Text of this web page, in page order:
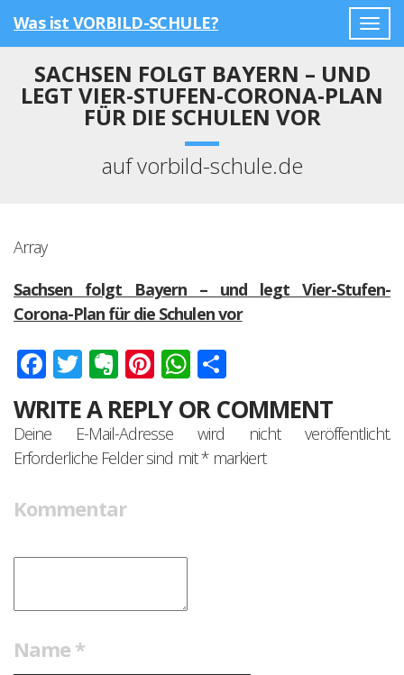
Was ist VORBILD-SCHULE?
SACHSEN FOLGT BAYERN – UND
LEGT VIER-STUFEN-CORONA-PLAN
FÜR DIE SCHULEN VOR
auf vorbild-schule.de
Array
Sachsen folgt Bayern – und legt Vier-Stufen-
Corona-Plan für die Schulen vor
Facebook
Twitter
Evernote
Pinterest
WhatsApp
WRITE A REPLY OR COMMENT
Deine E-Mail-Adresse wird nicht veröffentlicht.
Erforderliche Felder sind mit*markiert
Kommentar
Name *